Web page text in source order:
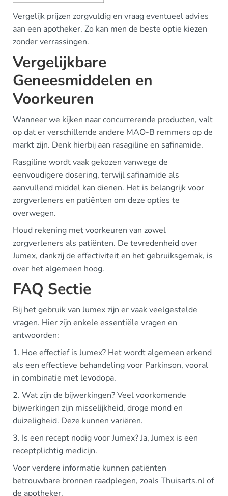
Vergelijk prijzen zorgvuldig en vraag eventueel advies
aan een apotheker. Zo kan men de beste optie kiezen
zonder verrassingen.
Vergelijkbare
Geneesmiddelen en
Voorkeuren
Wanneer we kijken naar concurrerende producten, valt
op dat er verschillende andere MAO-B remmers op de
markt zijn. Denk hierbij aan rasagiline en safinamide.
Rasgiline wordt vaak gekozen vanwege de
eenvoudigere dosering, terwijl safinamide als
aanvullend middel kan dienen. Het is belangrijk voor
zorgverleners en patiënten om deze opties te
overwegen.
Houd rekening met voorkeuren van zowel
zorgverleners als patiënten. De tevredenheid over
Jumex, dankzij de effectiviteit en het gebruiksgemak, is
over het algemeen hoog.
FAQ Sectie
Bij het gebruik van Jumex zijn er vaak veelgestelde
vragen. Hier zijn enkele essentiële vragen en
antwoorden:
1. Hoe effectief is Jumex? Het wordt algemeen erkend
als een effectieve behandeling voor Parkinson, vooral
in combinatie met levodopa.
2. Wat zijn de bijwerkingen? Veel voorkomende
bijwerkingen zijn misselijkheid, droge mond en
duizeligheid. Deze kunnen variëren.
3. Is een recept nodig voor Jumex? Ja, Jumex is een
receptplichtig medicijn.
Voor verdere informatie kunnen patiënten
betrouwbare bronnen raadplegen, zoals Thuisarts.nl of
de apotheker.